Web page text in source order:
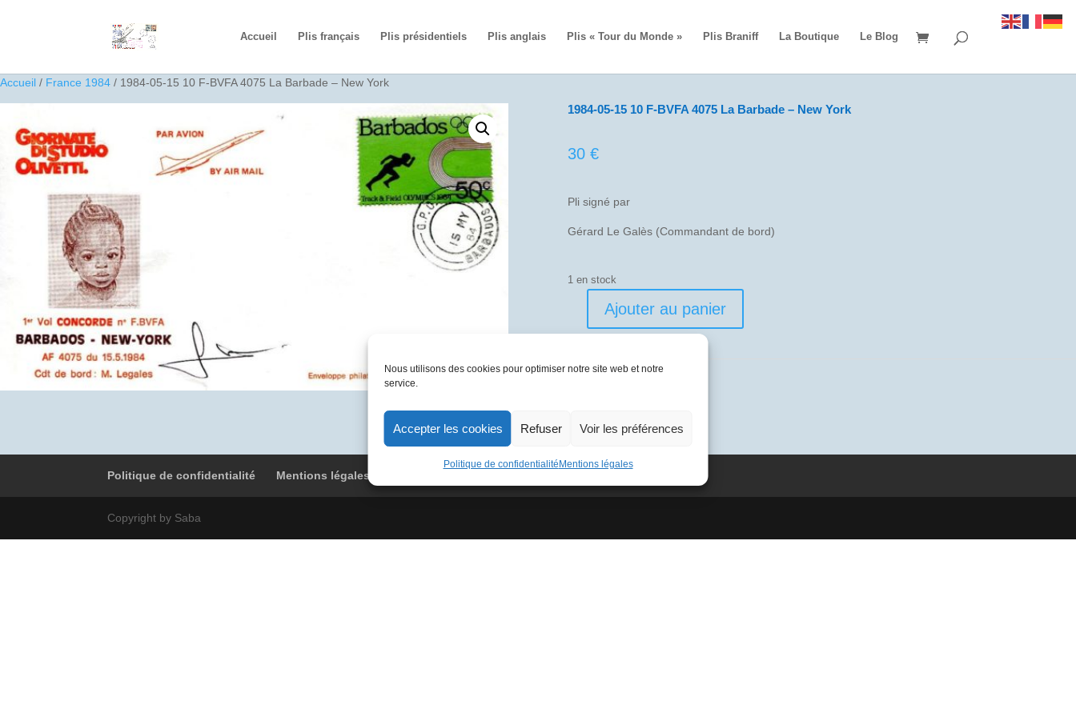
Nous utilisons des cookies pour optimiser notre site web et notre
service.
Accepter les cookies Refuser Voir les préférences
Politique de confidentialité Mentions légales
Accueil Plis français Plis présidentiels Plis anglais Plis « Tour du Monde » Plis Braniff La Boutique Le Blog
Accueil / France 1984 / 1984-05-15 10 F-BVFA 4075 La Barbade – New York
1984-05-15 10 F-BVFA 4075 La Barbade – New York
30 €
Pli signé par
Gérard Le Galès (Commandant de bord)
1 en stock
quantité
de
05-
4075
New
Ajouter au panier
Catégorie :France 1984
Politique de confidentialité Mentions légales
Copyright by Saba